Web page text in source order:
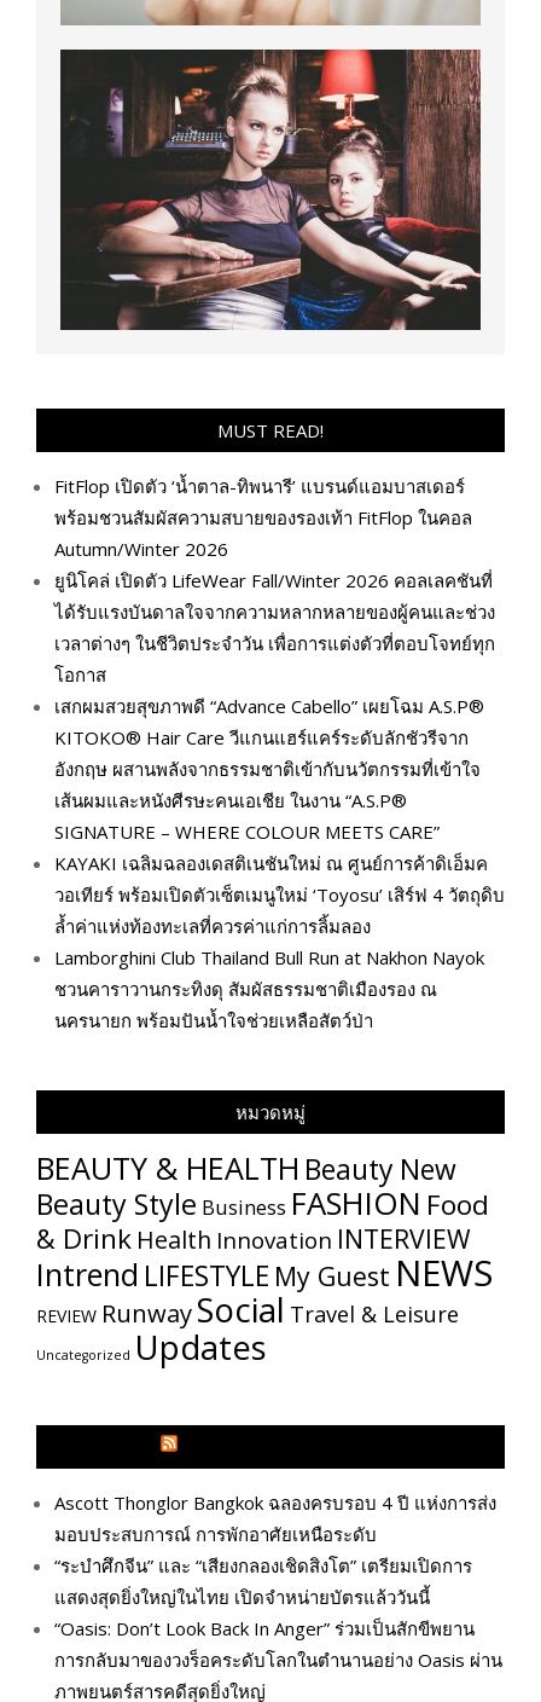
MUST READ!
FitFlop เปิดตัว ‘น้ำตาล-ทิพนารี’ แบรนด์แอมบาสเดอร์
พร้อมชวนสัมผัสความสบายของรองเท้า FitFlop ในคอล
Autumn/Winter 2026
ยูนิโคล่ เปิดตัว LifeWear Fall/Winter 2026 คอลเลคชันที่
ได้รับแรงบันดาลใจจากความหลากหลายของผู้คนและช่วง
เวลาต่างๆ ในชีวิตประจำวัน เพื่อการแต่งตัวที่ตอบโจทย์ทุก
โอกาส
เสกผมสวยสุขภาพดี “Advance Cabello” เผยโฉม A.S.P®
KITOKO® Hair Care วีแกนแฮร์แคร์ระดับลักชัวรีจาก
อังกฤษ ผสานพลังจากธรรมชาติเข้ากับนวัตกรรมที่เข้าใจ
เส้นผมและหนังศีรษะคนเอเชีย ในงาน “A.S.P®
SIGNATURE – WHERE COLOUR MEETS CARE”
KAYAKI เฉลิมฉลองเดสติเนชันใหม่ ณ ศูนย์การค้าดิเอ็มค
วอเทียร์ พร้อมเปิดตัวเซ็ตเมนูใหม่ ‘Toyosu’ เสิร์ฟ 4 วัตถุดิบ
ล้ำค่าแห่งท้องทะเลที่ควรค่าแก่การลิ้มลอง
Lamborghini Club Thailand Bull Run at Nakhon Nayok
ชวนคาราวานกระทิงดุ สัมผัสธรรมชาติเมืองรอง ณ
นครนายก พร้อมปันน้ำใจช่วยเหลือสัตว์ป่า
หมวดหมู่
BEAUTY & HEALTH Beauty New
Beauty Style Business FASHION Food
& Drink Health Innovation INTERVIEW
Intrend LIFESTYLE My​ Guest NEWS
REVIEW RunwaySocial Travel & Leisure
Uncategorized Updates
Ascott Thonglor Bangkok ฉลองครบรอบ 4 ปี แห่งการส่ง
มอบประสบการณ์ การพักอาศัยเหนือระดับ
“ระบำศึกจีน” และ “เสียงกลองเชิดสิงโต” เตรียมเปิดการ
แสดงสุดยิ่งใหญ่ในไทย เปิดจำหน่ายบัตรแล้ววันนี้
“Oasis: Don’t Look Back In Anger” ร่วมเป็นสักขีพยาน
การกลับมาของวงร็อคระดับโลกในตำนานอย่าง Oasis ผ่าน
ภาพยนตร์สารคดีสุดยิ่งใหญ่